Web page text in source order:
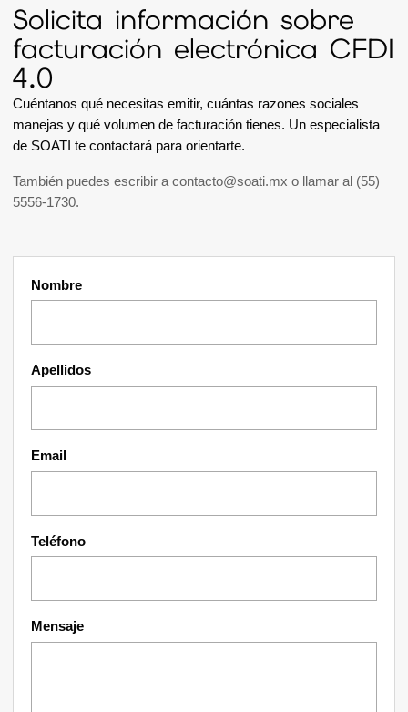
Solicita información sobre
facturación electrónica CFDI
4.0
Cuéntanos qué necesitas emitir, cuántas razones sociales
manejas y qué volumen de facturación tienes. Un especialista
de SOATI te contactará para orientarte.
También puedes escribir a contacto@soati.mx o llamar al (55)
5556-1730.
Nombre
Apellidos
Email
Teléfono
Mensaje